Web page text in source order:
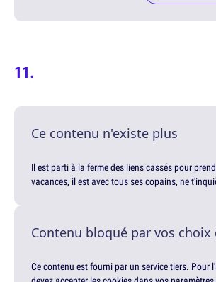
Ce contenu n'existe plus
Il est parti à la ferme des liens cassés pour
vacances, il est avec tous ses copains, ne
Contenu bloqué par vos choix
Ce contenu est fourni par un service tiers. Pour